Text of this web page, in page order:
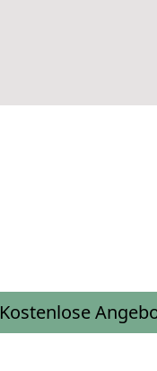
Kostenlose